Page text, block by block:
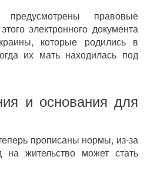
правовые
электронного документа
которые родились в
их мать находилась под
и основания для
прописаны нормы, из-за
жительство может стать